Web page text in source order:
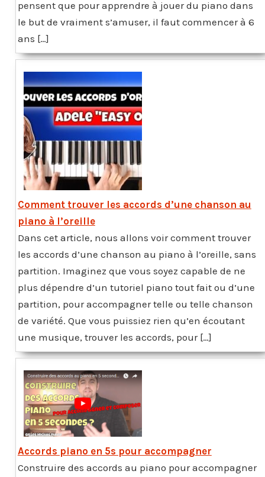
pensent que pour apprendre à jouer du piano dans
le but de vraiment s’amuser, il faut commencer à 6
ans […]
Comment trouver les accords d’une chanson au
piano à l’oreille
Dans cet article, nous allons voir comment trouver
les accords d’une chanson au piano à l’oreille, sans
partition. Imaginez que vous soyez capable de ne
plus dépendre d’un tutoriel piano tout fait ou d’une
partition, pour accompagner telle ou telle chanson
de variété. Que vous puissiez rien qu’en écoutant
une musique, trouver les accords, pour […]
Accords piano en 5s pour accompagner
Construire des accords au piano pour accompagner